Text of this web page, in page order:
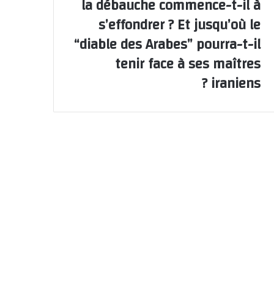
la débauche commence-t-il à
s’effondrer ? Et jusqu’où le
“diable des Arabes” pourra-t-il
tenir face à ses maîtres
iraniens ?